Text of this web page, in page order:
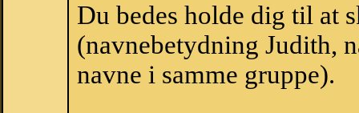
Du bedes holde dig til at
(navnebetydning Judith,
navne i samme gruppe).